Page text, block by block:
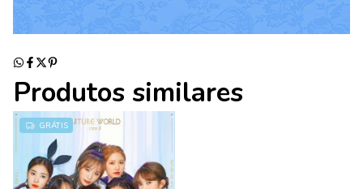
Produtos similares
GRÁTIS